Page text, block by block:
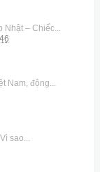
Nhật – Chiếc...
Nam, động...
sao...